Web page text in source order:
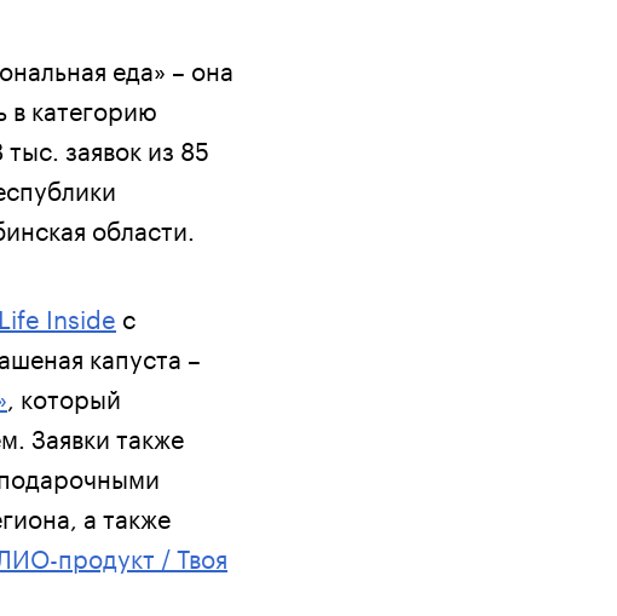
еда» – она
категорию
заявок из 85
области.
Inside с
капуста –
, который
Заявки также
а также
продукт / Твоя